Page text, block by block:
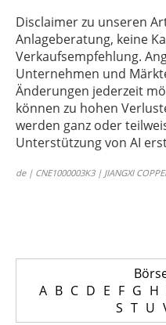
Disclaimer zu unseren
Anlageberatung, keine
Verkaufsempfehlung.
Unternehmen und
Änderungen jederzeit
können zu hohen
werden ganz oder
Unterstützung von AI
de | CNE1000003K3 | JIANGXI
A B C D E F G H
S T U